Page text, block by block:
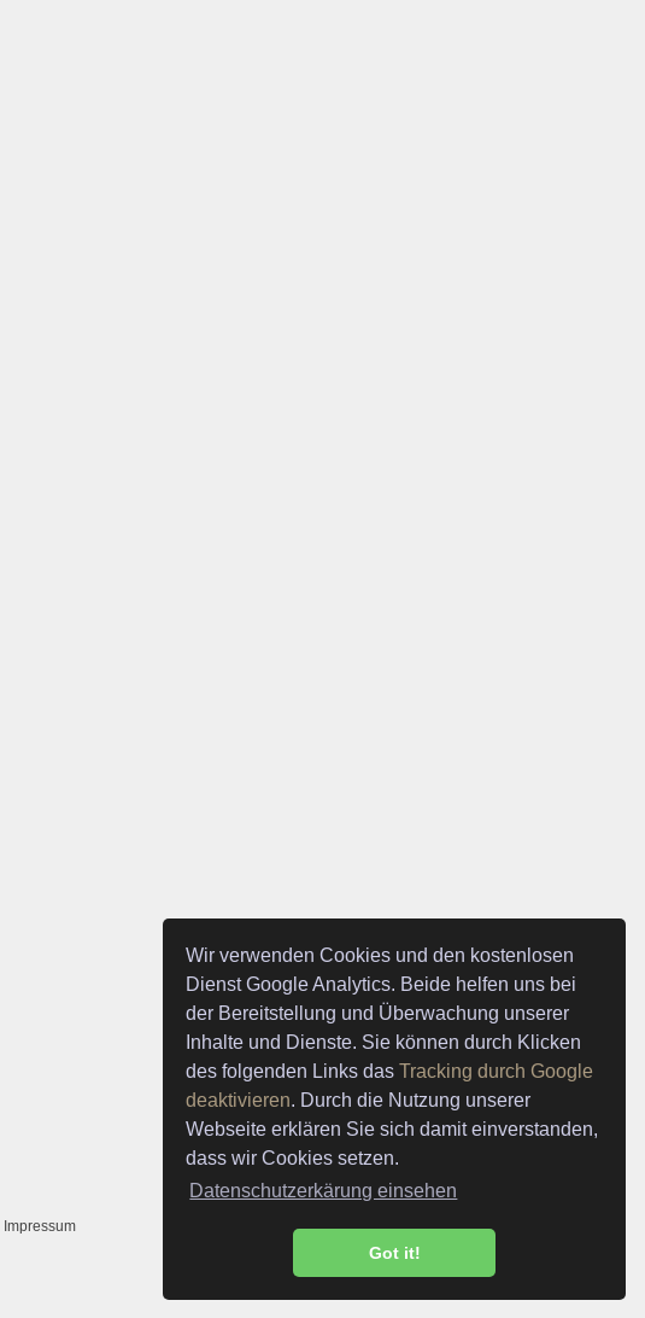
Wir verwenden Cookies und den kostenlosen
Dienst Google Analytics. Beide helfen uns bei
der Bereitstellung und Überwachung unserer
Inhalte und Dienste. Sie können durch Klicken
des folgenden Links dasTracking durch Google
deaktivieren. Durch die Nutzung unserer
Webseite erklären Sie sich damit einverstanden,
dass wir Cookies setzen.
Datenschutzerkärung einsehen
Got it!
Impressum